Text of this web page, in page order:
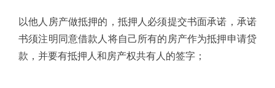
以他人房产做抵押的，抵押人必须提交书面承诺，承诺
书须注明同意借款人将自己所有的房产作为抵押申请贷
款，并要有抵押人和房产权共有人的签字；